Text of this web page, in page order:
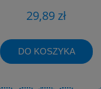
29,89 zł
DO KOSZYKA